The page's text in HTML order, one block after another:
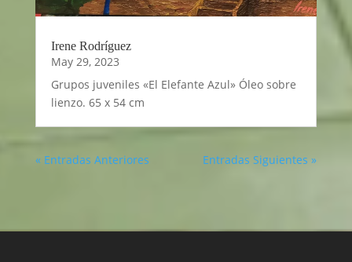
Irene Rodríguez
May 29, 2023
Grupos juveniles «El Elefante Azul» Óleo sobre
lienzo. 65 x 54 cm
« Entradas Anteriores Entradas Siguientes »